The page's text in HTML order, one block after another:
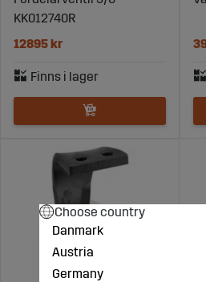
KK012740R
12895 kr
Choose country
Danmark
Austria
Germany